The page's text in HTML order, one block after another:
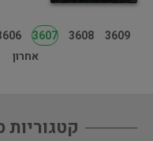
3607 3608
3609
אחרון
קטגוריות